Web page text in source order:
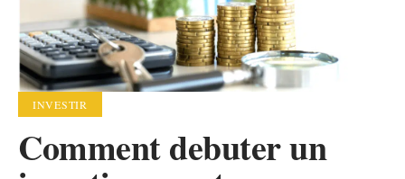
INVESTIR
Comment debuter un